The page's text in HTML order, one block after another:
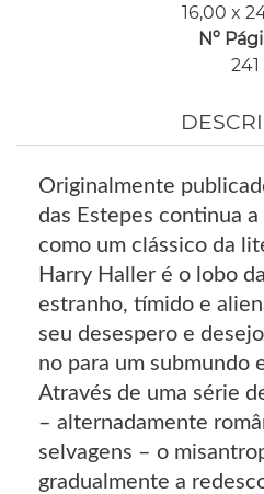
16,00 x
Nº
241
Originalmente
das Estepes continua a
como um clássico da
Harry Haller é o lobo
estranho, tímido e
seu desespero e
no para um submundo
Através de uma série
– alternadamente
selvagens – o
gradualmente a